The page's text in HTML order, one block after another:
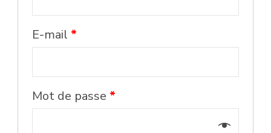
E-mail *
Mot de passe *